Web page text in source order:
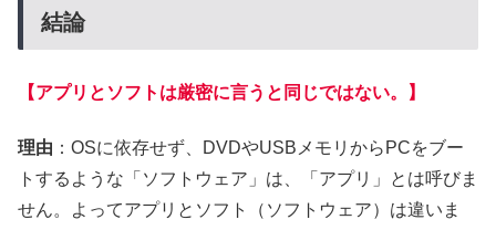
結論
【アプリとソフトは厳密に言うと同じではない。】
理由 ：OSに依存せず、DVDやUSBメモリからPCをブー
トするような「ソフトウェア」は、「アプリ」とは呼びま
せん。よってアプリとソフト（ソフトウェア）は違いま